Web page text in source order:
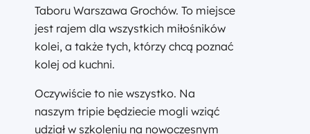
Taboru Warszawa Grochów. To miejsce
jest rajem dla wszystkich miłośników
kolei, a także tych, którzy chcą poznać
kolej od kuchni.
Oczywiście to nie wszystko. Na
naszym tripie będziecie mogli wziąć
udział w szkoleniu na nowoczesnym